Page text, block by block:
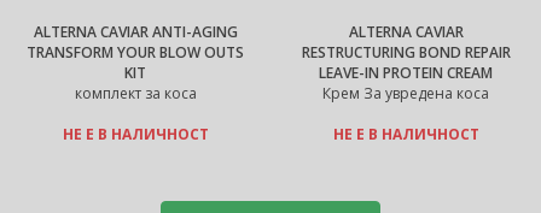
ALTERNA CAVIAR ANTI-AGING
TRANSFORM YOUR BLOW OUTS
KIT
комплект за коса
НЕ Е В НАЛИЧНОСТ
ALTERNA CAVIAR
RESTRUCTURING BOND REPAIR
LEAVE-IN PROTEIN CREAM
Крем За увредена коса
НЕ Е В НАЛИЧНОСТ